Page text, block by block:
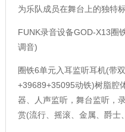
为乐队成员在舞台上的独特标
FUNK录音设备GOD-X13圈
调音)
圈铁6单元入耳监听耳机(带
+39689+35095动铁)树脂腔
器、人声监听，舞台监听，
赏(流行、摇滚、金属、爵士